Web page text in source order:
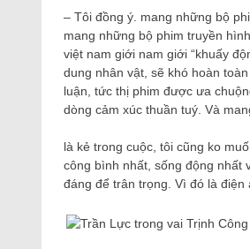
– Tôi đồng ý. mang những bộ
mang những bộ phim truyền
việt nam giới nam giới “khuấy
dung nhân vật, sẽ khó hoàn
luận, tức thị phim được ưa
dòng cảm xúc thuần tuý. Và
là kẻ trong cuộc, tôi cũng ko
công bình nhất, sống động nhất
đáng để trân trọng. Vì đó là điện